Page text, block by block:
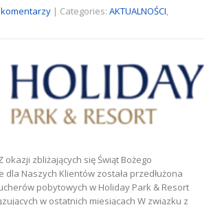
| Categories: AKTUALNOŚCI,
okazji zbliżających się Świąt Bożego
Naszych Klientów została przedłużona
pobytowych w Holiday Park & Resort
w ostatnich miesiącach W związku z